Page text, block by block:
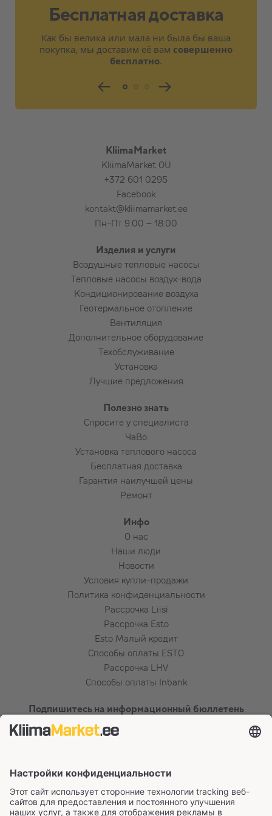
договорённости)
поблизости от внутреннего или
наружного блока на расстоянии 2,5 м
основными функциями изделия
При необходимости, в дополнение к
стандартной установке за
дополнительную плату:
Подставка (рама) для наземного
Каменная плита под наружный блок
Коробы для труб и проводов большей
длины
Подведение электропитания к
устройству
Установка автомата в электрощиток и
прокладка кабеля до устройства
Пользование подъёмником
Алмазное сверление армированного
бетона, бутового камня, плитняка,
красного кирпича и т. п. (по
договорённости)
Потребность в дополнительных материалах
и их расход выясняется установщиком
совместно с заказчиком.
Бесплатная доставка
Как бы велика или мала ни была бы ваша
покупка, мы доставим её вам совершенно
бесплатно.
KliimaMarket
KliimaMarket OÜ
+372 601 0295
Facebook
kontakt@kliimamarket.ee
Пн-Пт 9:00 – 18:00
Изделия и услуги
Воздушные тепловые насосы
Тепловые насосы воздух-вода
Кондиционирование воздуха
Геотермальное отопление
Вентиляция
Дополнительное оборудование
Техобслуживание
Установка
Лучшие предложения
Полезно знать
Спросите у специалиста
ЧаВо
Установка теплового насоса
Бесплатная доставка
Гарантия наилучшей цены
Ремонт
Инфо
О нас
Наши люди
Новости
Условия купли-продажи
Политика конфиденциальности
Рассрочка Liisi
Рассрочка Esto
Esto Малый кредит
Способы оплаты ESTO
Рассрочка LHV
Способы оплаты Inbank
Подпишитесь на информационный бюллетень
Сертификаты и способы оплаты